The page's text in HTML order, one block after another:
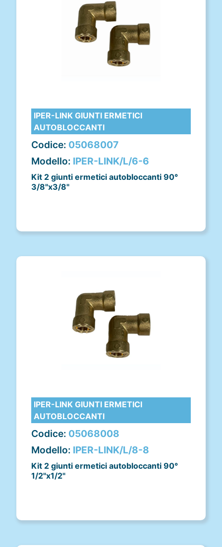
IPER-LINK GIUNTI ERMETICI
AUTOBLOCCANTI
Codice: 05068007
Modello: IPER-LINK/L/6-6
Kit 2 giunti ermetici autobloccanti 90°
3/8"x3/8"
IPER-LINK GIUNTI ERMETICI
AUTOBLOCCANTI
Codice: 05068008
Modello: IPER-LINK/L/8-8
Kit 2 giunti ermetici autobloccanti 90°
1/2"x1/2"